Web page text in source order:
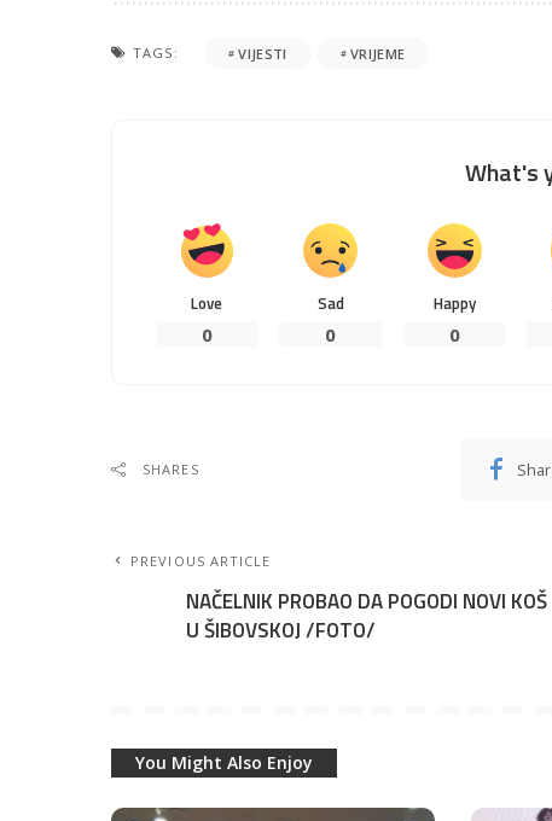
TAGS: VIJESTI VRIJEME
What's
Love
0
Sad
0
Happy
0
SHARES
PREVIOUS ARTICLE
NAČELNIK PROBAO DA POGODI NOVI KOŠ
U ŠIBOVSKOJ /FOTO/
You Might Also Enjoy